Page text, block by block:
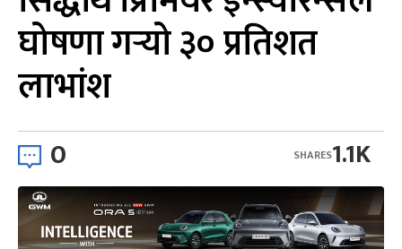
घोषणा गर्‍यो ३० प्रतिशत
लाभांश
0 1.1K
SHARES